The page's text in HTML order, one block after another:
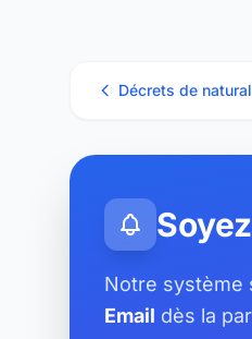
Décrets de
Notre système
Email dès la